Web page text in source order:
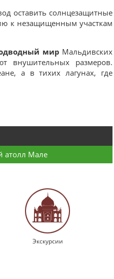
оставить солнцезащитные
к незащищенным участкам
мир Мальдивских
внушительных размеров.
а в тихих лагунах, где
Мале
Экскурсии